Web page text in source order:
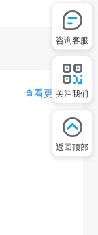
查看更多
咨询客服
关注我们
返回顶部